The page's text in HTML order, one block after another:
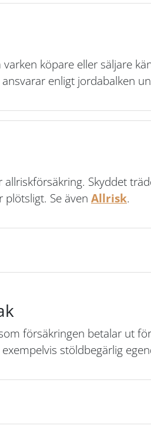
varken köpare eller säljare
enligt jordabalken
Skyddet
Se även Allrisk.
försäkringen betalar ut
stöldbegärlig